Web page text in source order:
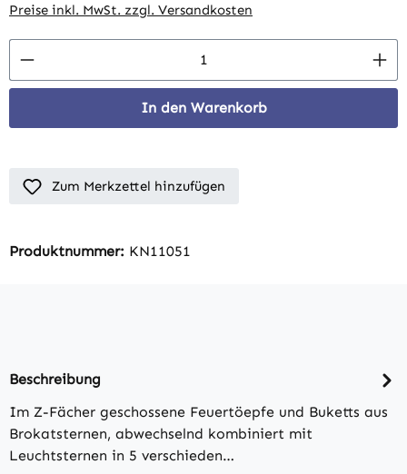
Preise inkl. MwSt. zzgl. Versandkosten
Produkt Anzahl: Gib den gewünschten
In den Warenkorb
Zum Merkzettel hinzufügen
Produktnummer: KN11051
Beschreibung
Im Z-Fächer geschossene Feuertöepfe und Buketts aus
Brokatsternen, abwechselnd kombiniert mit
Leuchtsternen in 5 verschieden…